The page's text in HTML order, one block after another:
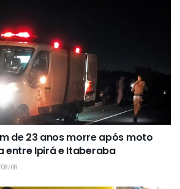
de 23 anos morre após moto
entre Ipirá e Itaberaba
08